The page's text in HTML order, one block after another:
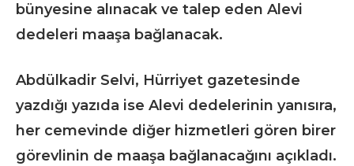
bünyesine alınacak ve talep eden Alevi
dedeleri maaşa bağlanacak.
Abdülkadir Selvi, Hürriyet gazetesinde
yazdığı yazıda ise Alevi dedelerinin yanısıra,
her cemevinde diğer hizmetleri gören birer
görevlinin de maaşa bağlanacağını açıkladı.